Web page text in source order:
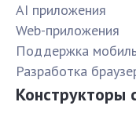
AI приложения
Web-приложения
Поддержка
Разработка
Конструкторы